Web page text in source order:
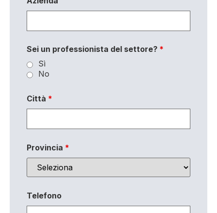
Sei un professionista del settore? *
Sì
No
Città *
Provincia *
Telefono